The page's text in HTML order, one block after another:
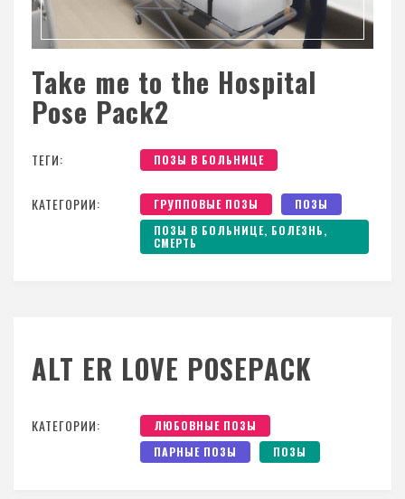
Take me to the Hospital
Pose Pack2
ТЕГИ: ПОЗЫ В БОЛЬНИЦЕ
КАТЕГОРИИ: ГРУППОВЫЕ ПОЗЫ
ПОЗЫ
ПОЗЫ В БОЛЬНИЦЕ, БОЛЕЗНЬ,
СМЕРТЬ
ALT ER LOVE POSEPACK
КАТЕГОРИИ:
ЛЮБОВНЫЕ ПОЗЫ
ПАРНЫЕ ПОЗЫ
ПОЗЫ